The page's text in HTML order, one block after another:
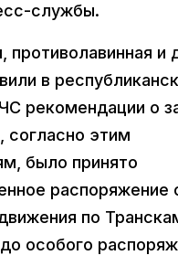
службы.
противолавинная и
в
рекомендации о
согласно этим
было принято
распоряжение
по
особого